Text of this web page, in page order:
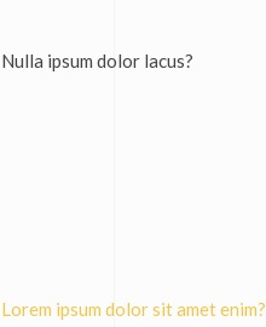
Nulla ipsum dolor lacus?
Lorem ipsum dolor sit amet enim?